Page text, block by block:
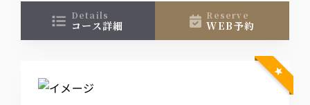
details
コース詳細
reserve
WEB予約